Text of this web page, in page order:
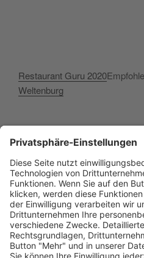
Restaurant Guru 2020
Weltenburg
Facebook E‑Mail